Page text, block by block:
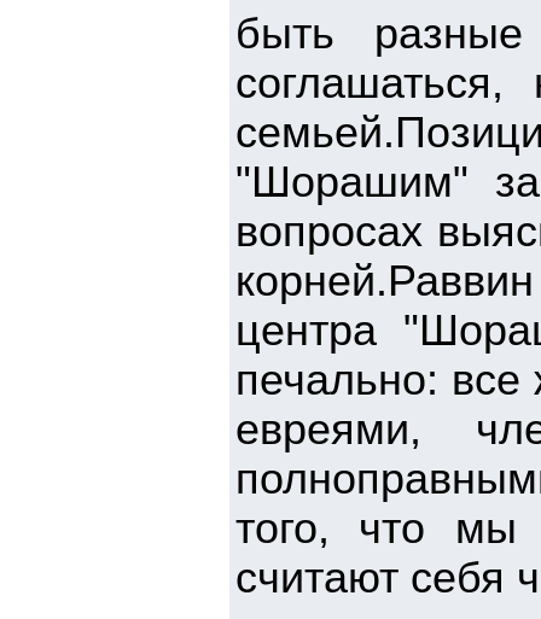
быть
"Шорашим"
вопросах
центра
печально:
евреями,
того, что
считают себя